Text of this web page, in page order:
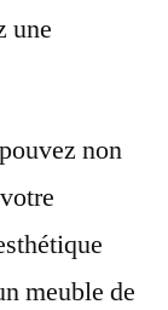
une
non
meuble de